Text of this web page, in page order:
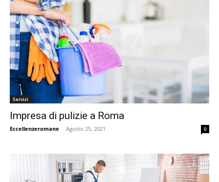
Servizi
Impresa di pulizie a Roma
Eccellenzeromane - Agosto 25, 2021 0